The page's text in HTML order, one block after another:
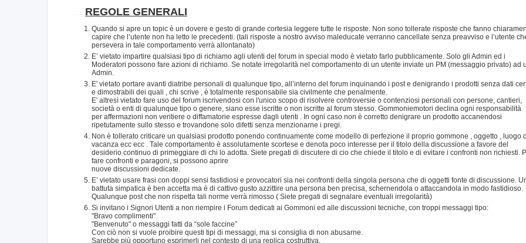
REGOLE GENERALI
Quando si apre un topic è un dovere e gesto di grande cortesia leggere tutte le risposte. Non sono tollerate risposte che fanno
capire che l’utente non ha letto le precedenti. (tali risposte a nostro avviso maleducate verranno cancellate senza preavviso e l’utente
persevera in tale comportamento verrà allontanato)
E’ vietato impartire qualsiasi tipo di richiamo agli utenti del forum in special modo è vietato farlo pubblicamente. Solo gli Admin ed i
Moderatori possono fare azioni di richiamo. Se notate irregolarità nel comportamento di un utente inviate un PM (messaggio privato) ad
Admin.
E' vietato portare avanti diatribe personali di qualunque tipo, all’interno del forum inquinando i post e denigrando i prodotti senza dati
e dimostrabili dei quali , chi scrive , è totalmente responsabile sia civilmente che penalmente.
E' altresì vietato fare uso del forum iscrivendosi con l'unico scopo di risolvere controversie o contenziosi personali con persone, cantieri,
società o enti di qualunque tipo o genere, siano esse iscritte o non iscritte al forum stesso. Gommoniemotori declina ogni responsabilità
per affermazioni non veritiere o diffamatorie espresse dagli utenti . In ogni caso non è corretto denigrare un prodotto accanendosi
ripetutamente sullo stesso e trovandone solo difetti senza menzionarne i pregi.
Non è tollerato criticare un qualsiasi prodotto ponendo continuamente come modello di perfezione il proprio gommone , oggetto , luogo
vacanza ecc ecc . Tale comportamento è assolutamente scortese e denota poco interesse per il titolo della discussione a favore del
desiderio continuo di primeggiare di chi lo adotta. Siete pregati di discutere di cio che chiede il titolo e di evitare i confronti non richiesti.
fare confronti e paragoni, si possono aprire
nuove discussioni dedicate.
E’ vietato usare frasi con doppi sensi fastidiosi e provocatori sia nei confronti della singola persona che di oggetti fonte di discussione.
battuta simpatica è ben accetta ma è di cattivo gusto azzittire una persona ben precisa, schernendola o attaccandola in modo fastidioso.
Qualunque post che non rispetta tali norme verrà rimosso ( Siete pregati di segnalare eventuali irregolarità)
Si invitano i Signori Utenti a non riempire i Forum dedicati ai Gommoni ed alle discussioni tecniche, con troppi messaggi tipo:
"Bravo complimenti"
"Benvenuto" o messaggi fatti da “sole faccine”
Con ciò non si vuole proibire questi tipi di messaggi, ma si consiglia di non abusarne.
Sarebbe più opportuno esprimerli nel contesto di una replica costruttiva.